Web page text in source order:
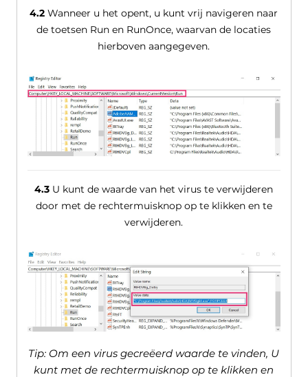
4.2 Wanneer u het opent, u kunt vrij navigeren naar
de toetsen Run en RunOnce, waarvan de locaties
hierboven aangegeven.
4.3 U kunt de waarde van het virus te verwijderen
door met de rechtermuisknop op te klikken en te
verwijderen.
Tip: Om een ​​virus gecreëerd waarde te vinden, U
kunt met de rechtermuisknop op te klikken en